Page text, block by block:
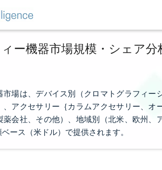
ー機器市場規模・シェア分
市場は、デバイス別（クロマトグラフィ
、アクセサリー｛カラムアクセサリー、
薬会社、その他）、地域別（北米、欧州
ース（米ドル）で提供されます。